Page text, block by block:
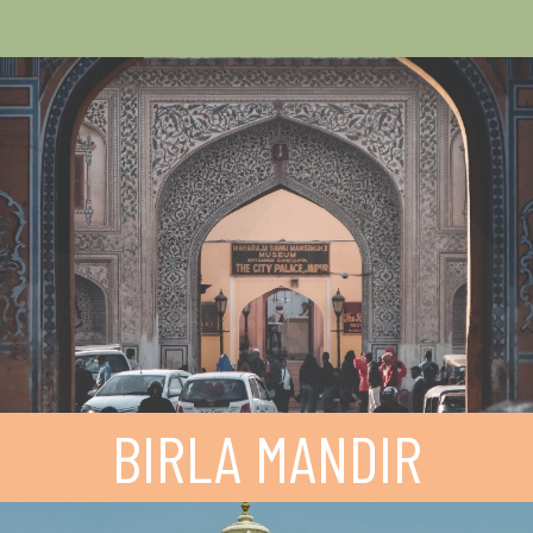
BIRLA MANDIR